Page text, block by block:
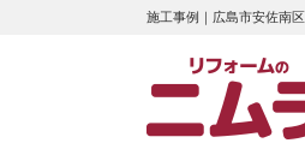
施工事例｜広島市安佐南